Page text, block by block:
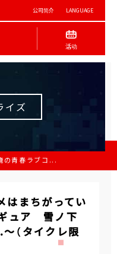
公司简介 LANGUAGE
活动
イズ
の青春ラブコ...
はまちがってい
ュア 雪ノ下
（タイクレ限